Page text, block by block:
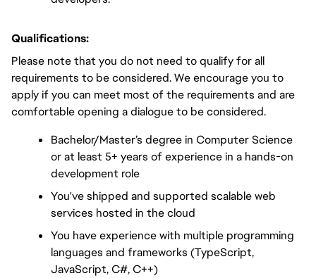
Qualifications:
Please note that you do not need to qualify for all
requirements to be considered. We encourage you to
apply if you can meet most of the requirements and are
comfortable opening a dialogue to be considered.
Bachelor/Master’s degree in Computer Science
or at least 5+ years of experience in a hands-on
development role
You've shipped and supported scalable web
services hosted in the cloud
You have experience with multiple programming
languages and frameworks (TypeScript,
JavaScript, C#, C++)